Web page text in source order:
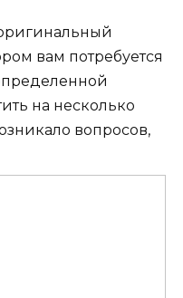
оригинальный
вам потребуется
на несколько
вопросов,